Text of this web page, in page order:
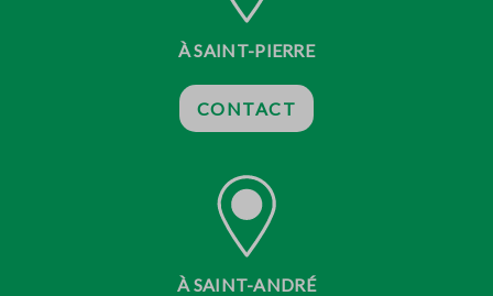
À SAINT-PIERRE
CONTACT
À SAINT-ANDRÉ